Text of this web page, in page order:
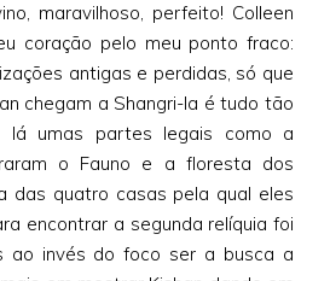
maravilhoso, perfeito! Colleen
coração pelo meu ponto fraco:
antigas e perdidas, só que
chegam a Shangri-la é tudo tão
lá umas partes legais como a
o Fauno e a floresta dos
das quatro casas pela qual eles
encontrar a segunda relíquia foi
ao invés do foco ser a busca a